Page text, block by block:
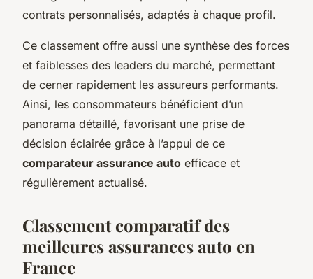
contrats personnalisés, adaptés à chaque profil.
Ce classement offre aussi une synthèse des forces
et faiblesses des leaders du marché, permettant
de cerner rapidement les assureurs performants.
Ainsi, les consommateurs bénéficient d’un
panorama détaillé, favorisant une prise de
décision éclairée grâce à l’appui de ce
comparateur assurance auto efficace et
régulièrement actualisé.
Classement comparatif des
meilleures assurances auto en
France